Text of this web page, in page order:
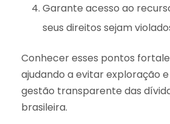
Garante acesso ao
seus direitos sejam
Conhecer esses pontos
ajudando a evitar exploração
gestão transparente das
brasileira.